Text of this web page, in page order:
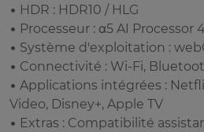
• HDR : HDR10 / HLG
• Processeur : α5 AI Processor
• Système d'exploitation :
• Connectivité : Wi-Fi,
• Applications intégrées :
Video, Disney+, Apple TV
• Extras : Compatibilité